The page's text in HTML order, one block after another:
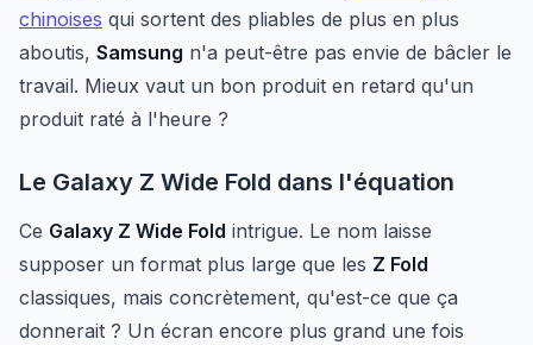
chinoises qui sortent des pliables de plus en plus
aboutis, Samsung n'a peut-être pas envie de bâcler le
travail. Mieux vaut un bon produit en retard qu'un
produit raté à l'heure ?
Le Galaxy Z Wide Fold dans l'équation
Ce Galaxy Z Wide Fold intrigue. Le nom laisse
supposer un format plus large que les Z Fold
classiques, mais concrètement, qu'est-ce que ça
donnerait ? Un écran encore plus grand une fois